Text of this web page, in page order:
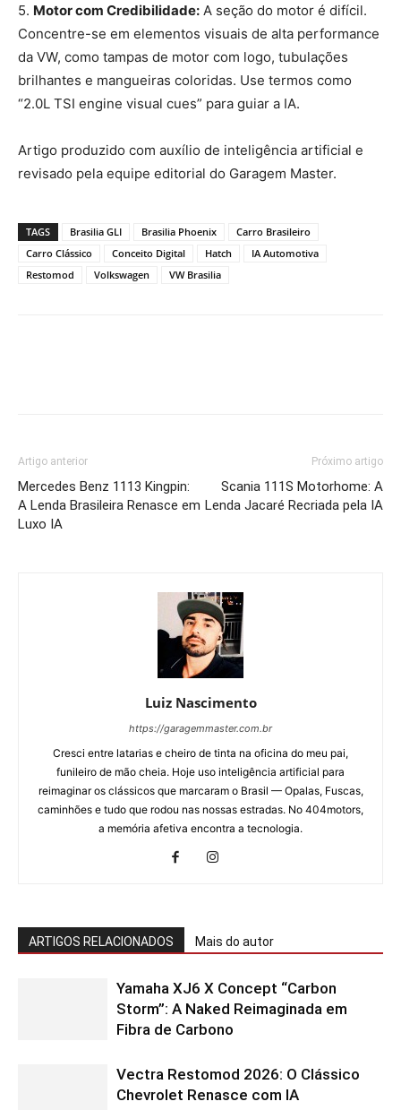
5. Motor com Credibilidade: A seção do motor é difícil.
Concentre-se em elementos visuais de alta performance
da VW, como tampas de motor com logo, tubulações
brilhantes e mangueiras coloridas. Use termos como
“2.0L TSI engine visual cues” para guiar a IA.
Artigo produzido com auxílio de inteligência artificial e
revisado pela equipe editorial do Garagem Master.
TAGS Brasilia GLI Brasilia Phoenix
Carro Brasileiro
Carro Clássico
Conceito Digital Hatch
IA Automotiva
Restomod
Volkswagen VW Brasilia
Artigo anterior
Mercedes Benz 1113 Kingpin:
A Lenda Brasileira Renasce em
Luxo IA
Próximo artigo
Scania 111S Motorhome: A
Lenda Jacaré Recriada pela IA
Luiz Nascimento
https://garagemmaster.com.br
Cresci entre latarias e cheiro de tinta na oficina do meu pai,
funileiro de mão cheia. Hoje uso inteligência artificial para
reimaginar os clássicos que marcaram o Brasil — Opalas, Fuscas,
caminhões e tudo que rodou nas nossas estradas. No 404motors,
a memória afetiva encontra a tecnologia.
ARTIGOS RELACIONADOS Mais do autor
Yamaha XJ6 X Concept “Carbon
Storm”: A Naked Reimaginada em
Fibra de Carbono
Vectra Restomod 2026: O Clássico
Chevrolet Renasce com IA